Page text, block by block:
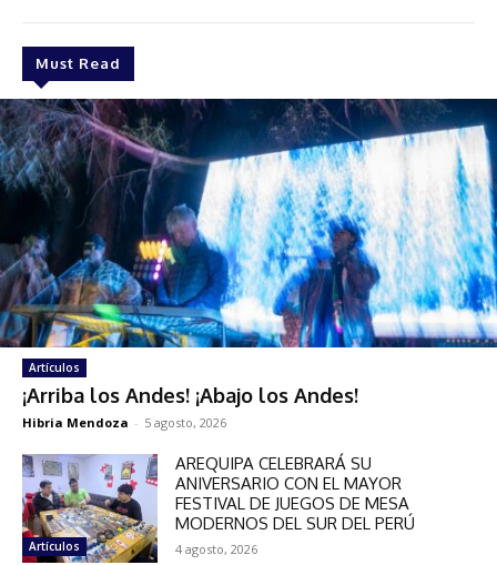
Must Read
Artículos
¡Arriba los Andes! ¡Abajo los Andes!
Hibria Mendoza - 5 agosto, 2026
Artículos
AREQUIPA CELEBRARÁ SU
ANIVERSARIO CON EL MAYOR
FESTIVAL DE JUEGOS DE MESA
MODERNOS DEL SUR DEL PERÚ
4 agosto, 2026